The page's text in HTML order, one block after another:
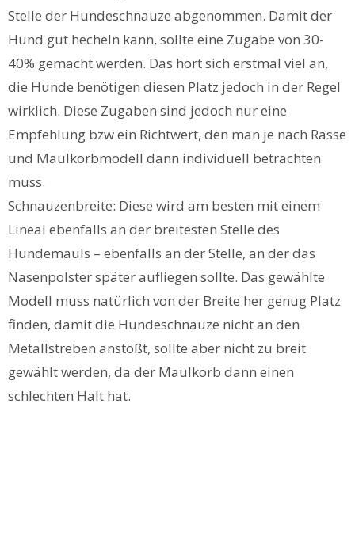
Stelle der Hundeschnauze abgenommen. Damit der
Hund gut hecheln kann, sollte eine Zugabe von 30-
40% gemacht werden. Das hört sich erstmal viel an,
die Hunde benötigen diesen Platz jedoch in der Regel
wirklich. Diese Zugaben sind jedoch nur eine
Empfehlung bzw ein Richtwert, den man je nach Rasse
und Maulkorbmodell dann individuell betrachten
muss.
Schnauzenbreite: Diese wird am besten mit einem
Lineal ebenfalls an der breitesten Stelle des
Hundemauls – ebenfalls an der Stelle, an der das
Nasenpolster später aufliegen sollte. Das gewählte
Modell muss natürlich von der Breite her genug Platz
finden, damit die Hundeschnauze nicht an den
Metallstreben anstößt, sollte aber nicht zu breit
gewählt werden, da der Maulkorb dann einen
schlechten Halt hat.